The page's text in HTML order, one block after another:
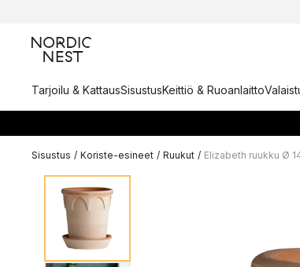
Tarjoilu & KattausSisustusKeittiö & Ruoanlaitto
Sisustus / Koriste-esineet / Ruukut / Elizabeth ruukku Ø